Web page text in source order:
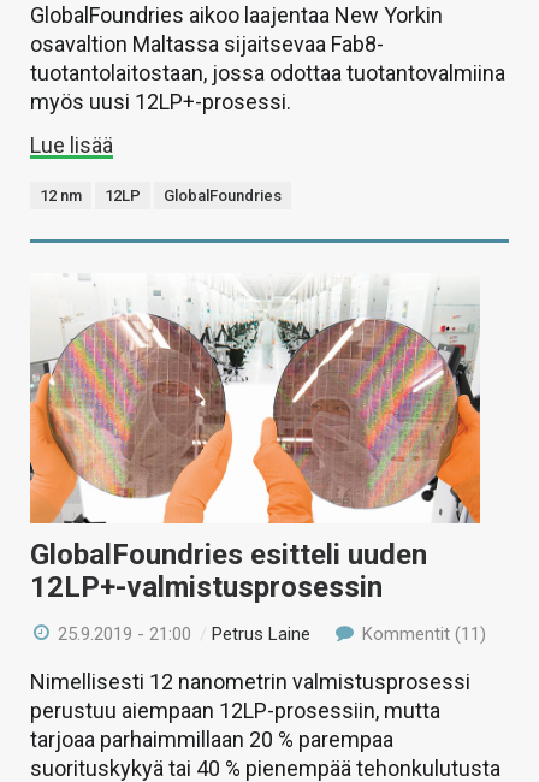
GlobalFoundries aikoo laajentaa New Yorkin
osavaltion Maltassa sijaitsevaa Fab8-
tuotantolaitostaan, jossa odottaa tuotantovalmiina
myös uusi 12LP+-prosessi.
Lue lisää
12 nm 12LP GlobalFoundries
GlobalFoundries esitteli uuden
12LP+-valmistusprosessin
25.9.2019 - 21:00 /Petrus Laine Kommentit (11)
Nimellisesti 12 nanometrin valmistusprosessi
perustuu aiempaan 12LP-prosessiin, mutta
tarjoaa parhaimmillaan 20 % parempaa
suorituskykyä tai 40 % pienempää tehonkulutusta